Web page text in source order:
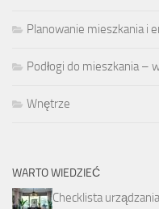
Planowanie mieszkania i
Podłogi do mieszkania –
Wnętrze
WARTO WIEDZIEĆ
Checklista